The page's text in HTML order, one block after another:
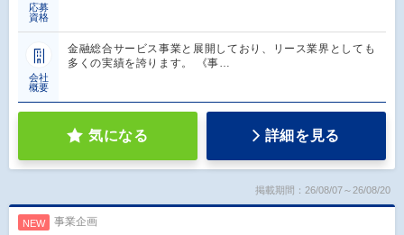
応募
資格
会社
概要
金融総合サービス事業と展開しており、リース業界としても
多くの実績を誇ります。 《事…
気になる 詳細を見る
掲載期間：26/08/07～26/08/20
NEW 事業企画